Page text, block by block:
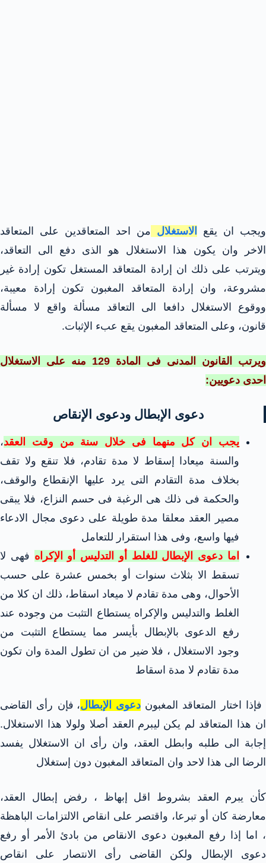
ويجب ان يقع الاستغلال من احد المتعاقدين على المتعاقد
الاخر وان يكون هذا الاستغلال هو الذى دفع الى التعاقد،
ويترتب على ذلك ان إرادة المتعاقد المستغل تكون إرادة غير
مشروعة، وان إرادة المتعاقد المغبون تكون إرادة معيبة،
ووقوع الاستغلال دافعا الى التعاقد مسألة واقع لا مسألة
قانون، وعلى المتعاقد المغبون يقع عبء الإثبات.
ويرتب القانون المدنى فى المادة 129 منه على الاستغلال
احدى دعويين:
دعوى الإبطال ودعوى الإنقاص
يجب ان كل منهما فى خلال سنة من وقت العقد،
والسنة ميعادا إسقاط لا مدة تقادم، فلا تنقع ولا تقف
بخلاف مدة التقادم التى يرد عليها الإنقطاع والوقف،
والحكمة فى ذلك هى الرغبة فى حسم النزاع، فلا يبقى
مصير العقد معلقا مدة طويلة على دعوى مجال الادعاء
فيها واسع، وفى هذا استقرار للتعامل
اما دعوى الإبطال للغلط أو التدليس أو الإكراه فهى لا
تسقط الا بثلاث سنوات أو بخمس عشرة على حسب
الأحوال، وهى مدة تقادم لا ميعاد اسقاط، ذلك ان كلا من
الغلط والتدليس والإكراه يستطاع التثبت من وجوده عند
رفع الدعوى بالإبطال بأيسر مما يستطاع التثبت من
وجود الاستغلال ، فلا ضير من ان تطول المدة وان تكون
مدة تقادم لا مدة اسقاط
فإذا اختار المتعاقد المغبوندعوى الإبطال، فإن رأى القاضى
ان هذا المتعاقد لم يكن ليبرم العقد أصلا ولولا هذا الاستغلال.
إجابة الى طلبه وابطل العقد، وان رأى ان الاستغلال يفسد
الرضا الى هذا لاحد وان المتعاقد المغبون دون إستغلال
كأن يبرم العقد بشروط اقل إبهاظ ، رفض إبطال العقد،
معارضة كان أو تبرعا، واقتصر على انقاص الالتزامات الباهظة
، اما إذا رفع المغبون دعوى الانقاص من بادئ الأمر أو رفع
دعوى الإبطال ولكن القاضى رأى الانتصار على انقاص